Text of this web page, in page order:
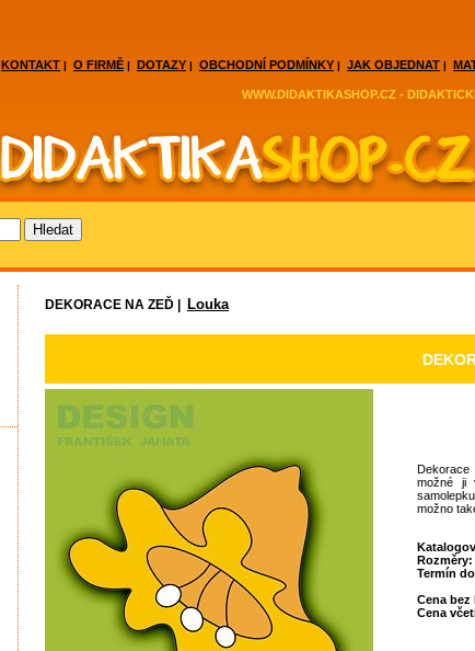
WWW.DIDAKTIKASHOP.CZ -
KONTAKT | O FIRMĚ | DOTAZY | OBCHODNÍ PODMÍNKY | JAK OBJEDNAT |
DEKORACE NA ZEĎ | Louka
možné ji
možno
Rozměry:
Termín
Cena bez
Cena